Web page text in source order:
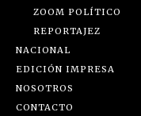
ZOOM POLÍTICO
REPORTAJEZ
NACIONAL
EDICIÓN IMPRESA
NOSOTROS
CONTACTO